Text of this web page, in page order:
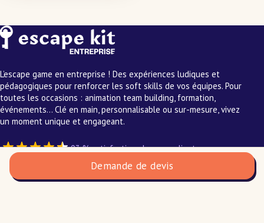
de
Team
Demande de devis
L’escape game en entreprise ! Des expériences ludiques et
pédagogiques pour renforcer les soft skills de vos équipes. Pour
toutes les occasions : animation team building, formation,
événements… Clé en main, personnalisable ou sur-mesure, vivez
un moment unique et engageant.
93 % satisfaction chez nos clients
Nos team building